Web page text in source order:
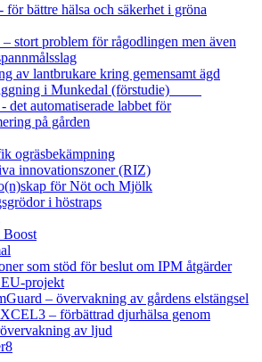
bättre hälsa och säkerhet i gröna
stort problem för rågodlingen men även
av lantbrukare kring gemensamt ägd
i Munkedal (förstudie)
det automatiserade labbet för
på gården
ogräsbekämpning
innovationszoner (RIZ)
för Nöt och Mjölk
i höstraps
Boost
som stöd för beslut om IPM åtgärder
projekt
– övervakning av gårdens elstängsel
– förbättrad djurhälsa genom
av ljud